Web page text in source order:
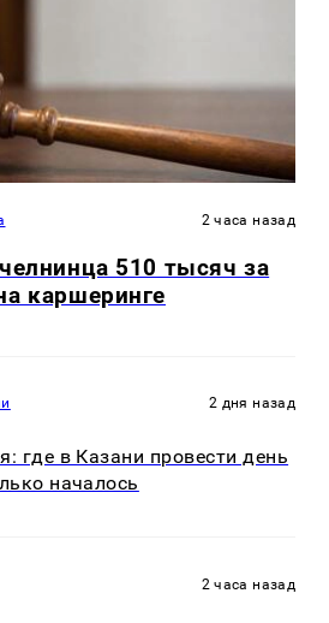
2 часа назад
510 тысяч за
каршеринге
2 дня назад
где в Казани провести день
началось
2 часа назад